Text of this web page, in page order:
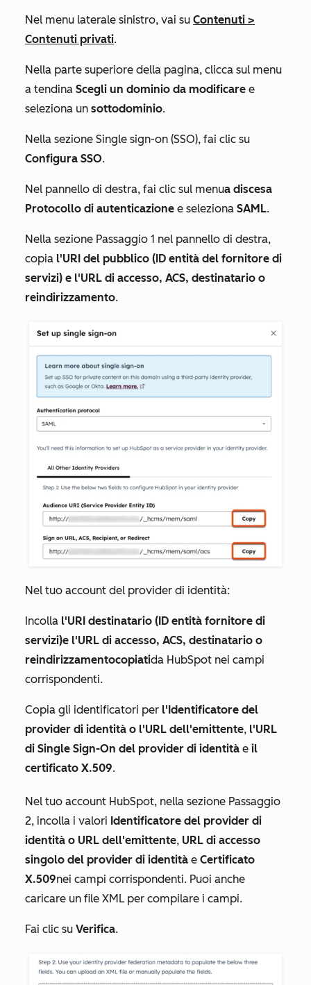
Nel menu laterale sinistro, vai su Contenuti >
Contenuti privati.
Nella parte superiore della pagina, clicca sul menu
a tendina Scegli un dominio da modificare e
seleziona un sottodominio.
Nella sezione Single sign-on (SSO), fai clic su
Configura SSO.
Nel pannello di destra, fai clic sul menua discesa
Protocollo di autenticazione e seleziona SAML.
Nella sezione Passaggio 1 nel pannello di destra,
copia l'URI del pubblico (ID entità del fornitore di
servizi) e l'URL di accesso, ACS, destinatario o
reindirizzamento.
Nel tuo account del provider di identità:
Incolla l'URI destinatario (ID entità fornitore di
servizi)e l'URL di accesso, ACS, destinatario o
reindirizzamentocopiatida HubSpot nei campi
corrispondenti.
Copia gli identificatori per l'Identificatore del
provider di identità o l'URL dell'emittente, l'URL
di Single Sign-On del provider di identità e il
certificato X.509.
Nel tuo account HubSpot, nella sezione Passaggio
2, incolla i valori Identificatore del provider di
identità o URL dell'emittente, URL di accesso
singolo del provider di identità e Certificato
X.509nei campi corrispondenti. Puoi anche
caricare un file XML per compilare i campi.
Fai clic su Verifica.